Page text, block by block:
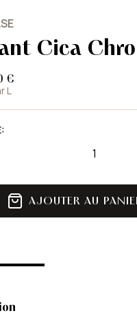
Cica
€
L
:
AJOUTER AU